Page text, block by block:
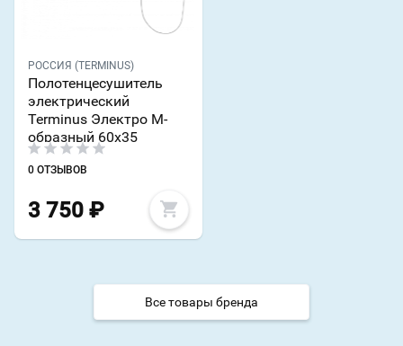
РОССИЯ (TERMINUS)
Полотенцесушитель
электрический
Terminus Электро М-
образный 60х35
0 ОТЗЫВОВ
3 750 ₽
Все товары бренда